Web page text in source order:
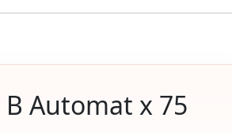
Automat x 75